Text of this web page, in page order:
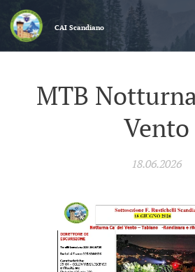
CAI Scandiano
MTB
Vento
18.06.2026